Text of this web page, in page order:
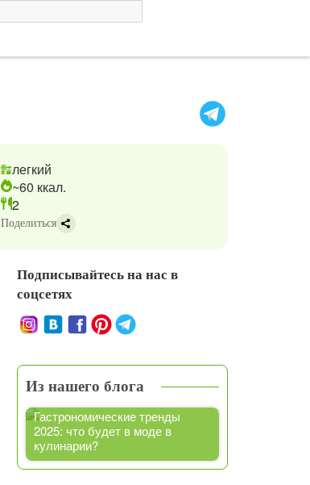
легкий
~60 ккал.
2
Поделиться
Подписывайтесь на нас в
соцсетях
Из нашего блога
Гастрономические тренды
2025: что будет в моде в
кулинарии?